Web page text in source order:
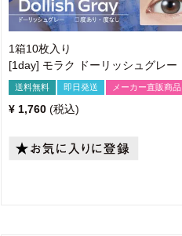
1箱10枚入り
[1day] モラク ドーリッシュグレー
送料無料 即日発送 メーカー直販商品
¥ 1,760 税込